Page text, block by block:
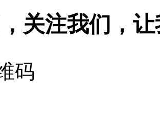
关注我们，
码